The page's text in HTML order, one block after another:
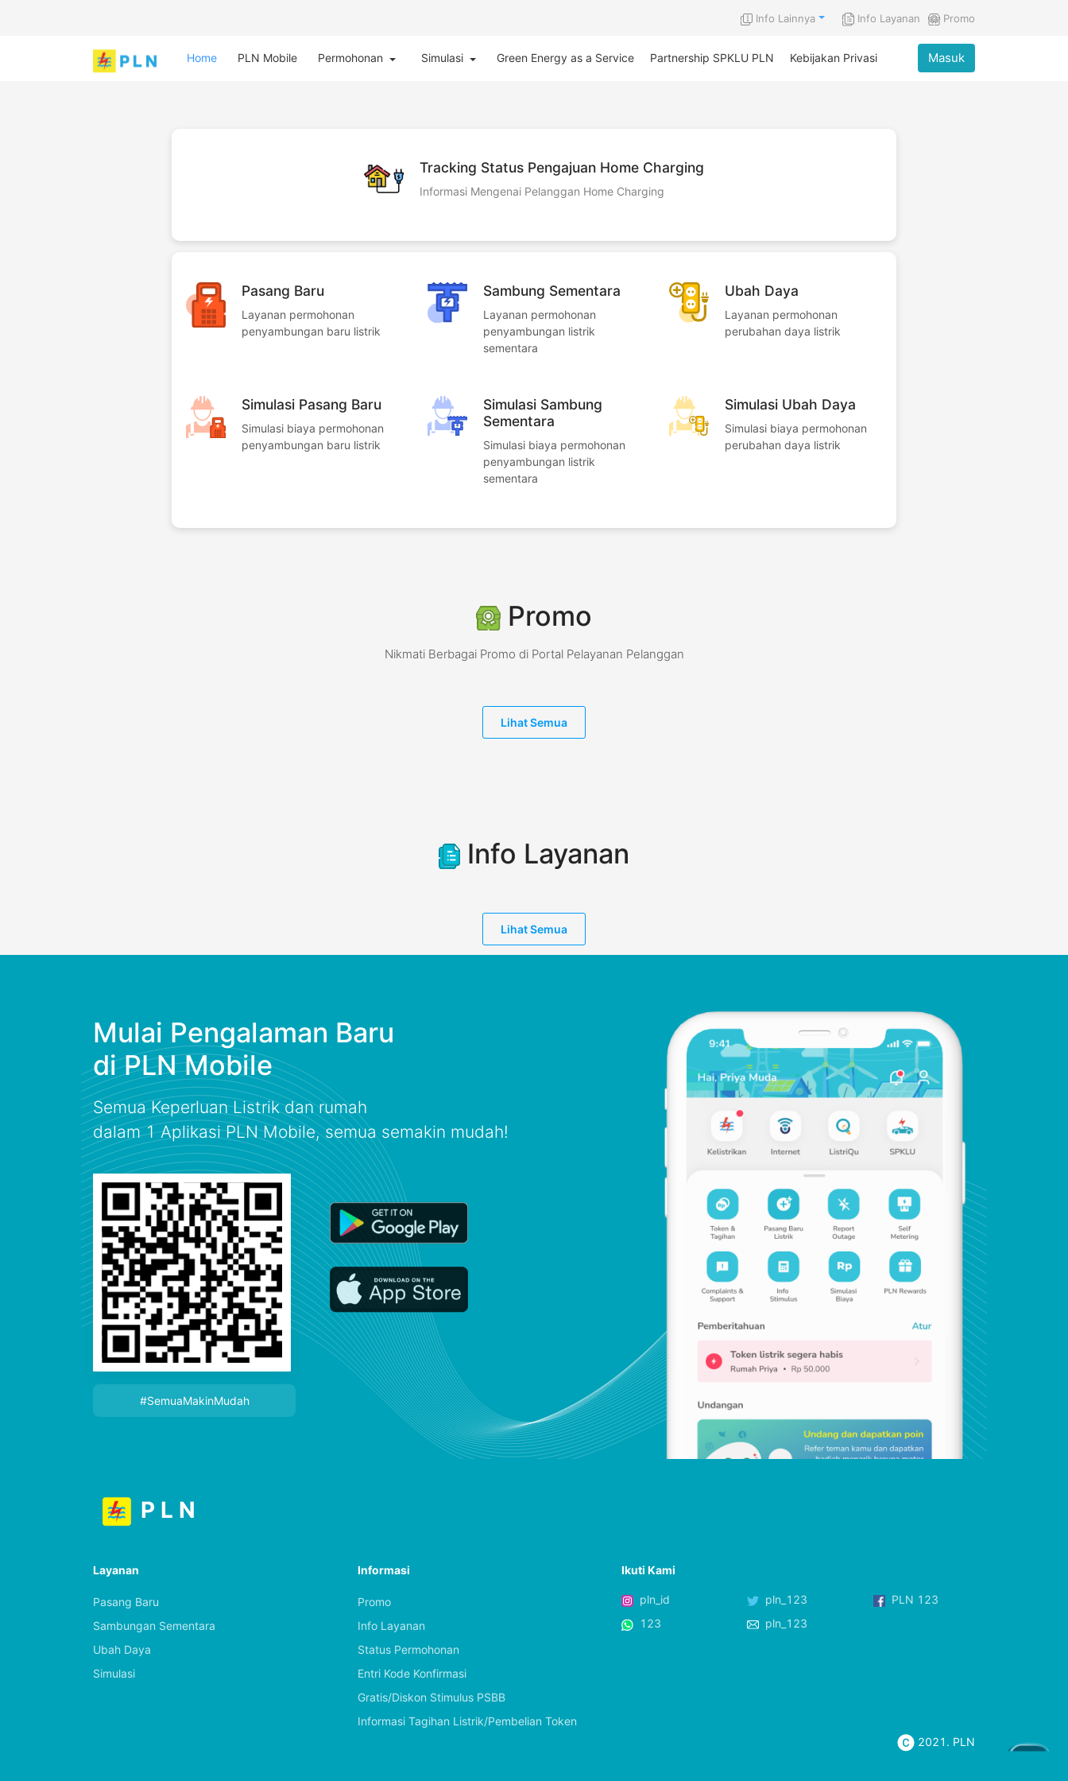
Info Lainnya Info Layanan Promo
Home PLN Mobile Permohonan Simulasi Green Energy as a Service Partnership SPKLU PLN Kebijakan Privasi Masuk
Tracking Status Pengajuan Home Charging
Informasi Mengenai Pelanggan Home Charging
Pasang Baru
Layanan permohonan
penyambungan baru listrik
Sambung Sementara
Layanan permohonan
penyambungan listrik
sementara
Ubah Daya
Layanan permohonan
perubahan daya listrik
Simulasi Pasang Baru
Simulasi biaya permohonan
penyambungan baru listrik
Simulasi Sambung
Sementara
Simulasi biaya permohonan
penyambungan listrik
sementara
Simulasi Ubah Daya
Simulasi biaya permohonan
perubahan daya listrik
Promo
Nikmati Berbagai Promo di Portal Pelayanan Pelanggan
LihatSemua
Info Layanan
LihatSemua
Mulai Pengalaman Baru
di PLN Mobile
Semua Keperluan Listrik dan rumah
dalam 1 Aplikasi PLN Mobile, semua semakin mudah!
#SemuaMakinMudah
P L N
Layanan
Pasang Baru
Sambungan Sementara
Ubah Daya
Simulasi
Informasi
Promo
Info Layanan
Status Permohonan
Entri Kode Konfirmasi
Gratis/Diskon Stimulus PSBB
Informasi Tagihan Listrik/Pembelian Token
Ikuti Kami
pln_id
123
pln_123
pln_123
PLN 123
2021. PLN